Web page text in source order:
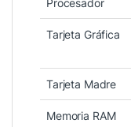
Procesador
Tarjeta Gráfica
Tarjeta Madre
Memoria RAM